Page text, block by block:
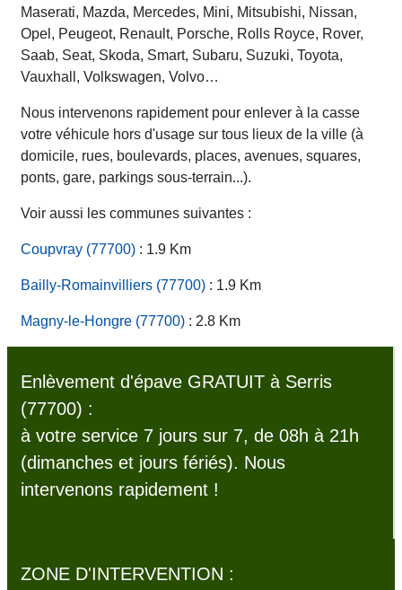
Maserati, Mazda, Mercedes, Mini, Mitsubishi, Nissan,
Opel, Peugeot, Renault, Porsche, Rolls Royce, Rover,
Saab, Seat, Skoda, Smart, Subaru, Suzuki, Toyota,
Vauxhall, Volkswagen, Volvo…
Nous intervenons rapidement pour enlever à la casse
votre véhicule hors d'usage sur tous lieux de la ville (à
domicile, rues, boulevards, places, avenues, squares,
ponts, gare, parkings sous-terrain...).
Voir aussi les communes suivantes :
Coupvray (77700) : 1.9 Km
Bailly-Romainvilliers (77700) : 1.9 Km
Magny-le-Hongre (77700) : 2.8 Km
Enlèvement d'épave GRATUIT à Serris
(77700) :
à votre service 7 jours sur 7, de 08h à 21h
(dimanches et jours fériés). Nous
intervenons rapidement !
ZONE D'INTERVENTION :